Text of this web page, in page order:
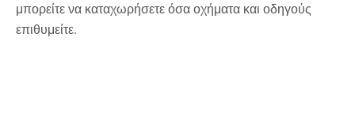
μπορείτε να καταχωρήσετε όσα οχήματα και οδηγούς
επιθυμείτε.